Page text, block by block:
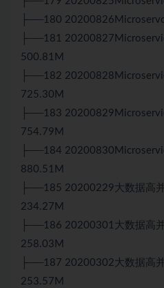
├──180
├──181
500.81M
├──182
725.30M
├──183
754.79M
├──184
880.51M
├──185 20200229大数据高
234.27M
├──186 20200301大数据高
258.03M
├──187 20200302大数据高
253.57M